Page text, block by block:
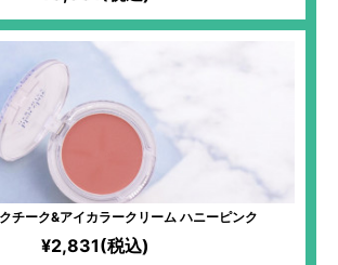
チーク&アイカラークリーム ハニーピンク
¥2,831(税込)